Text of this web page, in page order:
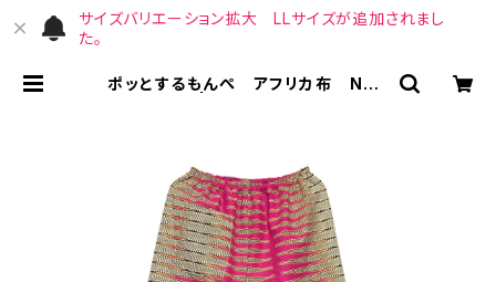
サイズバリエーション拡大 LLサイズが追加されまし
た。
ポッとするもんぺ アフリカ布 No.1